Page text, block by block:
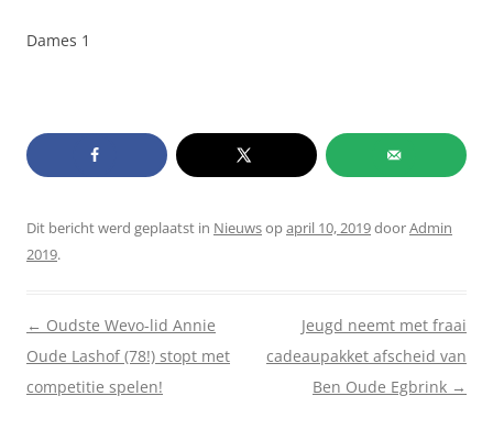
Dames 1
Dit bericht werd geplaatst in Nieuwsopapril 10, 2019doorAdmin
2019.
Berichtnavigatie
← Oudste Wevo-lid Annie
Oude Lashof (78!) stopt met
competitie spelen!
Jeugd neemt met fraai
cadeaupakket afscheid van
Ben Oude Egbrink →